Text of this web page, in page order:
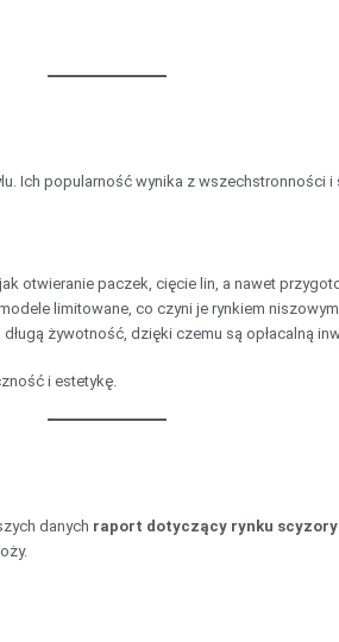
Ich popularność wynika z wszechstronności
otwieranie paczek, cięcie lin, a nawet
limitowane, co czyni je rynkiem niszowym.
żywotność, dzięki czemu są opłacalną
i estetykę.
danych raport dotyczący rynku